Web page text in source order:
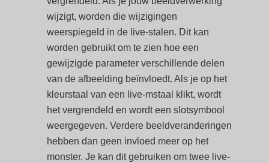
wijzigt, worden die wijzigingen
weerspiegeld in de live-stalen. Dit kan
worden gebruikt om te zien hoe een
gewijzigde parameter verschillende delen
van de afbeelding beïnvloedt. Als je op het
kleurstaal van een live-mstaal klikt, wordt
het vergrendeld en wordt een slotsymbool
weergegeven. Verdere beeldveranderingen
hebben dan geen invloed meer op het
monster. Je kan dit gebruiken om twee live-